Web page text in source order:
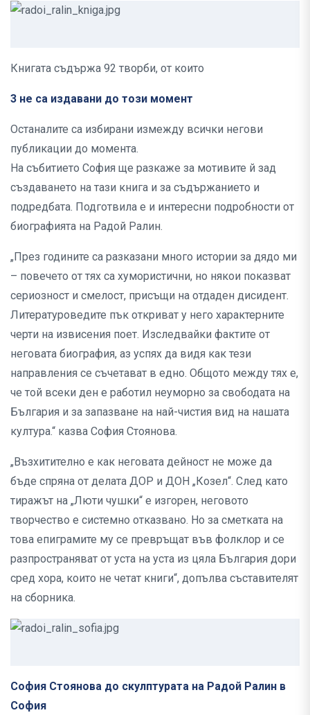
Книгата съдържа 92 творби, от които
3 не са издавани до този момент
Останалите са избирани измежду всички негови
публикации до момента.
На събитието София ще разкаже за мотивите й зад
създаването на тази книга и за съдържанието и
подредбата. Подготвила е и интересни подробности от
биографията на Радой Ралин.
„През годините са разказани много истории за дядо ми
– повечето от тях са хумористични, но някои показват
сериозност и смелост, присъщи на отдаден дисидент.
Литературоведите пък откриват у него характерните
черти на извисения поет. Изследвайки фактите от
неговата биография, аз успях да видя как тези
направления се съчетават в едно. Общото между тях е,
че той всеки ден е работил неуморно за свободата на
България и за запазване на най-чистия вид на нашата
култура.“ казва София Стоянова.
„Възхитително е как неговата дейност не може да
бъде спряна от делата ДОР и ДОН „Козел“. След като
тиражът на „Люти чушки“ е изгорен, неговото
творчество е системно отказвано. Но за сметката на
това епиграмите му се превръщат във фолклор и се
разпространяват от уста на уста из цяла България дори
сред хора, които не четат книги“, допълва съставителят
на сборника.
София Стоянова до скулптурата на Радой Ралин в
София